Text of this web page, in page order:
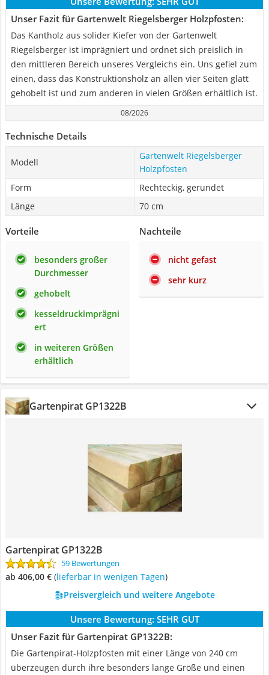
Unser Fazit für Gartenwelt Riegelsberger Holzpfosten:
Das Kantholz aus solider Kiefer von der Gartenwelt
Riegelsberger ist imprägniert und ordnet sich preislich in
den mittleren Bereich unseres Vergleichs ein. Uns gefiel zum
einen, dass das Konstruktionsholz an allen vier Seiten glatt
gehobelt ist und zum anderen in vielen Größen erhältlich ist.
08/2026
Technische Details
Modell
Gartenwelt Riegelsberger
Holzpfosten
Form
Rechteckig, gerundet
Länge
70 cm
Vorteile
besonders großer
Durchmesser
gehobelt
kesseldruckimprägni
ert
in weiteren Größen
erhältlich
Nachteile
nicht gefast
sehr kurz
Gartenpirat GP1322B
Gartenpirat GP1322B
59 Bewertungen
ab 406,00 € ( Lieferbar in wenigen Tagen)
Preisvergleich und weitere Angebote
Unsere Bewertung: SEHR GUT
Unser Fazit für Gartenpirat GP1322B:
Die Gartenpirat-Holzpfosten mit einer Länge von 240 cm
überzeugen durch ihre besonders lange Größe und einen